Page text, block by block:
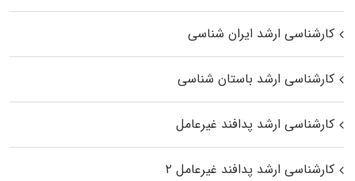
کارشناسی ارشد ایران شناسی
کارشناسی ارشد باستان شناسی
کارشناسی ارشد پدافند غیرعامل
کارشناسی ارشد پدافند غیرعامل ۲